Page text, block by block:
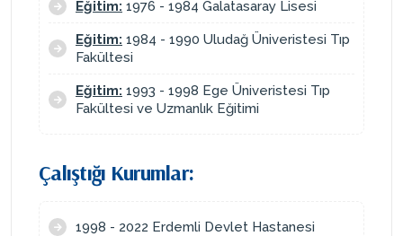
Eğitim: 1976 - 1984 Galatasaray Lisesi
Eğitim: 1984 - 1990 Uludağ Üniveristesi Tıp
Fakültesi
Eğitim: 1993 - 1998 Ege Üniveristesi Tıp
Fakültesi ve Uzmanlık Eğitimi
Çalıştığı Kurumlar:
1998 - 2022 Erdemli Devlet Hastanesi